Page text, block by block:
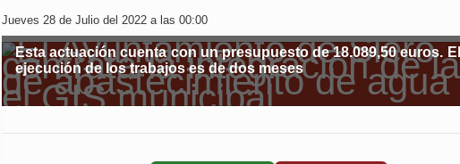
Jueves 28 de Julio del 2022 a las 00:00
Esta actuación cuenta con un presupuesto de 18.089,50 euros.
ejecución de los trabajos es de dos meses